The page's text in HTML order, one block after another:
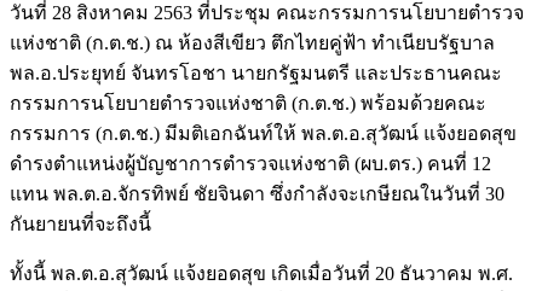
วันที่ 28 สิงหาคม 2563 ที่ประชุม คณะกรรมการนโยบายตำรวจ
แห่งชาติ (ก.ต.ช.) ณ ห้องสีเขียว ตึกไทยคู่ฟ้า ทำเนียบรัฐบาล
พล.อ.ประยุทย์ จันทรโอชา นายกรัฐมนตรี และประธานคณะ
กรรมการนโยบายตำรวจแห่งชาติ (ก.ต.ช.) พร้อมด้วยคณะ
กรรมการ (ก.ต.ช.) มีมติเอกฉันท์ให้ พล.ต.อ.สุวัฒน์ แจ้งยอดสุข
ดำรงตำแหน่งผู้บัญชาการตำรวจแห่งชาติ (ผบ.ตร.) คนที่ 12
แทน พล.ต.อ.จักรทิพย์ ชัยจินดา ซึ่งกำลังจะเกษียณในวันที่ 30
กันยายนที่จะถึงนี้
ทั้งนี้ พล.ต.อ.สุวัฒน์ แจ้งยอดสุข เกิดเมื่อวันที่ 20 ธันวาคม พ.ศ.